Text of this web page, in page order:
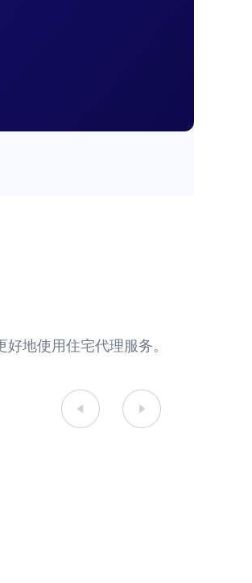
地使用住宅代理服务。